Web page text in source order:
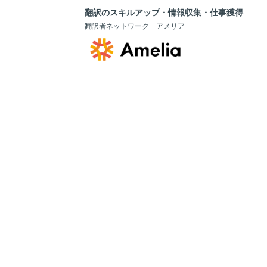
翻訳のスキルアップ・情報収集・仕事獲得
翻訳者ネットワーク アメリア